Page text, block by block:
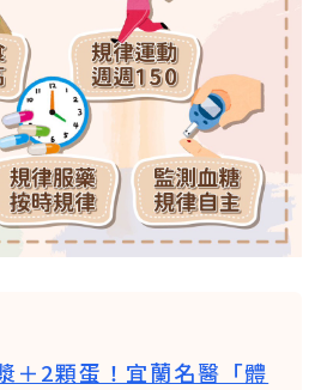
＋2顆蛋！宜蘭名醫「體